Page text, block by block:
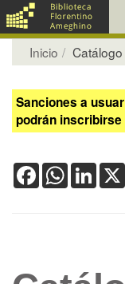
Inicio Catálogo
Sanciones a
podrán
FacebookWhatsApp